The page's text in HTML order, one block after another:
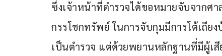
ซึ่งเจ้าหน้าที่ตำรวจได้ขอหมายจับจากศ
กรรโชกทรัพย์ ในการจับกุมมีการโต้เถีย
เป็นตำรวจ แต่ด้วยพยานหลักฐานที่มีผู้เ